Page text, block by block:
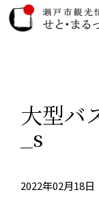
大型バ
_s
2022年02月18日